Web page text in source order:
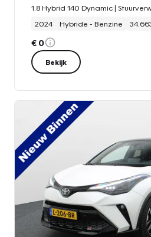
2024
Hybride - Benzine
€ 0
Bekijk